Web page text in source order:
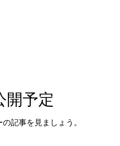
開予定
記事を見ましょう。